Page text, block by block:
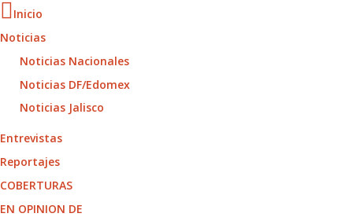
Inicio
Noticias
Noticias Nacionales
Noticias DF/Edomex
Noticias Jalisco
Entrevistas
Reportajes
COBERTURAS
EN OPINION DE